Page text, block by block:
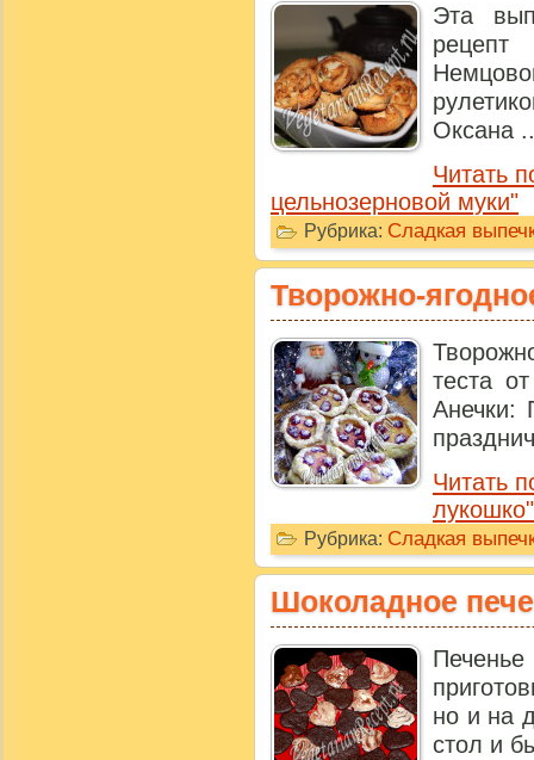
Эта
Оксана
Читать
цельнозерновой муки"
Рубрика: Сладкая
Творожно-
теста
Анечки:
Читать
лукошко"
Рубрика: Сладкая
Шоколадное
но и на
стол и